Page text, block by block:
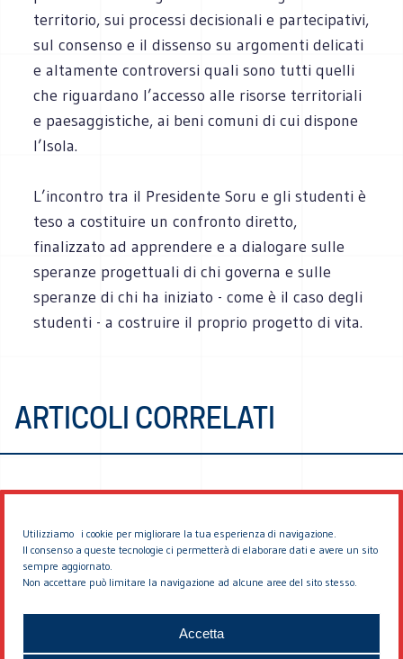
Utilizziamo i cookie per migliorare la tua esperienza di navigazione.
Il consenso a queste tecnologie ci permetterà di elaborare dati e avere un sito
sempre aggiornato.
Non accettare può limitare la navigazione ad alcune aree del sito stesso.
Accetta
territorio, sui processi decisionali e partecipativi,
sul consenso e il dissenso su argomenti delicati
e altamente controversi quali sono tutti quelli
che riguardano l’accesso alle risorse territoriali
e paesaggistiche, ai beni comuni di cui dispone
l’Isola.
L’incontro tra il Presidente Soru e gli studenti è
teso a costituire un confronto diretto,
finalizzato ad apprendere e a dialogare sulle
speranze progettuali di chi governa e sulle
speranze di chi ha iniziato - come è il caso degli
studenti - a costruire il proprio progetto di vita.
ARTICOLI CORRELATI
© 2026 EDDYBURG